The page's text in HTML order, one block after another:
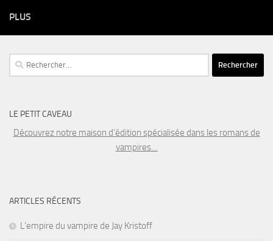
PLUS
Rechercher :
LE PETIT CAVEAU
Découvrez notre maison d’édition spécialisée dans les romans de
vampires…
ARTICLES RÉCENTS
L’empire du vampire de Jay Kristoff